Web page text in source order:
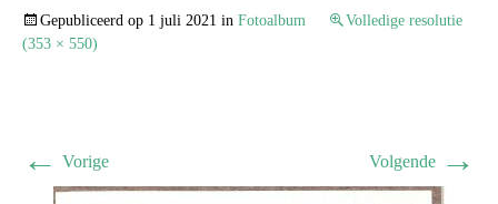
Gepubliceerd op 1 juli 2021 in Fotoalbum
Volledige resolutie
(353 × 550)
← Vorige Volgende →